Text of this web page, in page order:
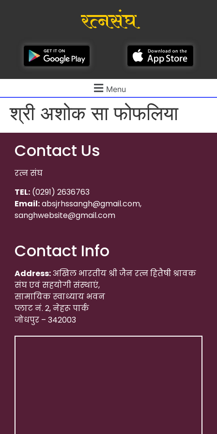
रत्नसंघ
Menu
श्री अशोक सा फोफलिया
Contact Us
रत्न संघ
TEL: (0291) 2636763
Email:absjrhssangh@gmail.com,
sanghwebsite@gmail.com
Contact Info
Address:अखिल भारतीय श्री जैन रत्न हितैषी श्रावक
संघ एवं सहयोगी संस्थाएं,
सामायिक स्वाध्याय भवन
प्लाट नं. 2, नेहरू पार्क
जोधपुर – 342003